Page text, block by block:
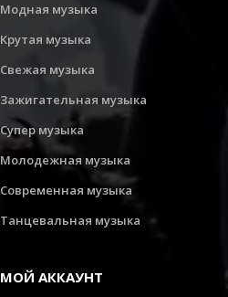
Модная музыка
Крутая музыка
Свежая музыка
Зажигательная музыка
Супер музыка
Молодежная музыка
Современная музыка
Танцевальная музыка
МОЙ АККАУНТ